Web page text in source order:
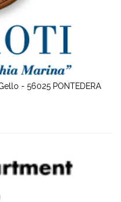
- 56025 PONTEDERA